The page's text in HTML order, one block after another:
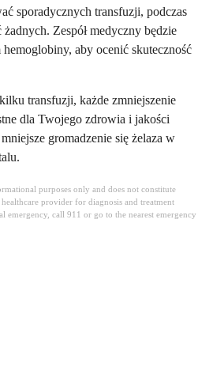
sporadycznych transfuzji, podczas
Zespół medyczny będzie
aby ocenić skuteczność
transfuzji, każde zmniejszenie
dla Twojego zdrowia i jakości
gromadzenie się żelaza w
purposes only and does not constitute
provider for diagnosis and treatment
emergency, call 911 or go to the nearest emergency